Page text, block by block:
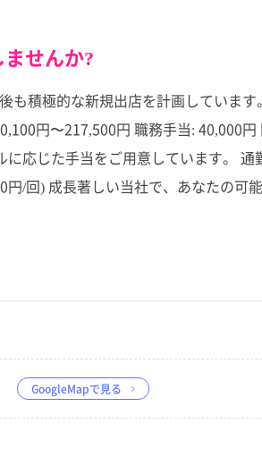
せんか?
積極的な新規出店を計画していま
円〜217,500円 職務手当: 40,000
応じた手当をご用意しています。
/回) 成長著しい当社で、あなたの可
GoogleMapで見る